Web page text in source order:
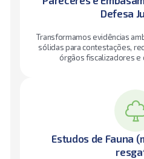
Defesa
Transformamos evidências
sólidas para contestações,
órgãos fiscalizadores e
Estudos de Fauna